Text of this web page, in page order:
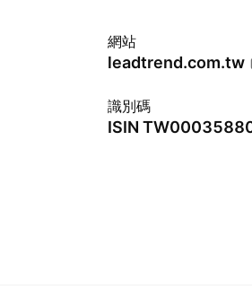
網站
leadtrend.com.tw
識別碼
ISIN